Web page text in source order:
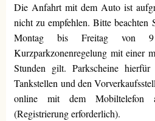
Die Anfahrt mit dem Auto ist
nicht zu empfehlen. Bitte beachten
Montag bis Freitag
Kurzparkzonenregelung mit einer
Stunden gilt. Parkscheine
Tankstellen und den
online mit dem Mobiltelefon
(Registrierung erforderlich).